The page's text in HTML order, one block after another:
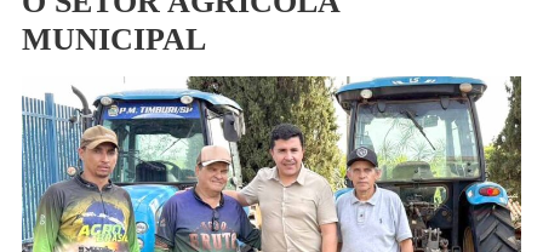
MUNICIPAL